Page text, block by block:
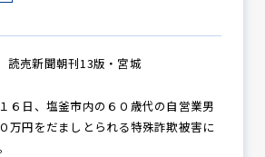
防犯パトロール
防犯セミナー
売新聞朝刊13版・宮城
６日、塩釜市内の６０歳代の自営業男
万円をだましとられる特殊詐欺被害に